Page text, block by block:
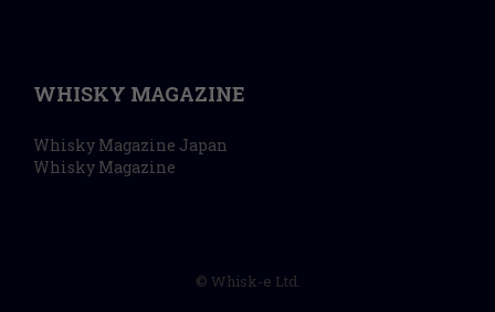
WHISKY MAGAZINE
Whisky Magazine Japan
Whisky Magazine
© Whisk-e Ltd.